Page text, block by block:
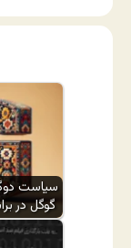
سیاست
گوگل در